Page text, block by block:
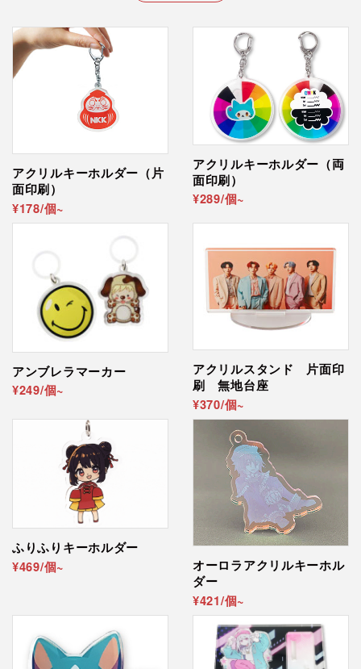
す。
デザインの発色について
薄い淡色はインク分量も薄いため印刷が見えづ
らくなることがございます。 色味が不安な場合
校正品作成オプション
」をご利用くださ
しくはデザインデータ作成サービス
のページをご確認
ください。
包装
UVインクジェット印刷（片面2層印刷：
裏刷り）
アクリルキーホルダー（片
面印刷）
¥178/個~
アクリルキーホルダー（両
面印刷）
¥289/個~
アンブレラマーカー
¥249/個~
アクリルスタンド 片面印
刷 無地台座
¥370/個~
ふりふりキーホルダー
¥469/個~
オーロラアクリルキーホル
ダー
¥421/個~